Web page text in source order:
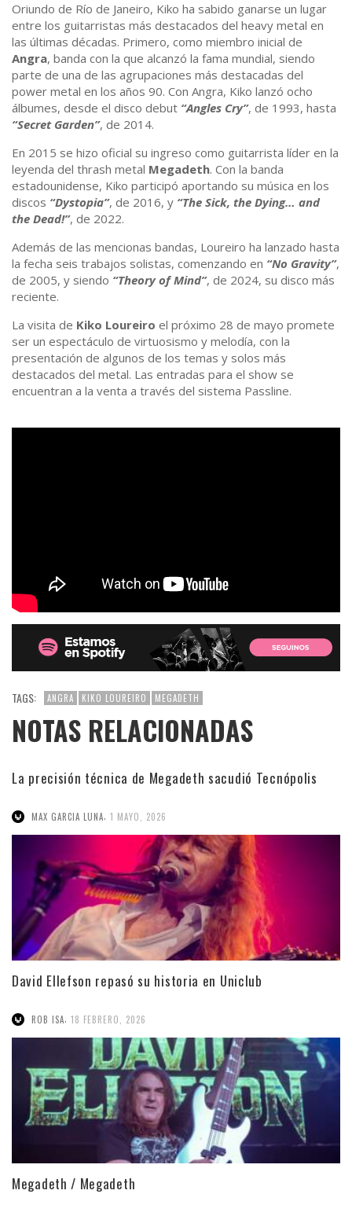
Oriundo de Río de Janeiro, Kiko ha sabido ganarse un lugar
entre los guitarristas más destacados del heavy metal en
las últimas décadas. Primero, como miembro inicial de
Angra, banda con la que alcanzó la fama mundial, siendo
parte de una de las agrupaciones más destacadas del
power metal en los años 90. Con Angra, Kiko lanzó ocho
álbumes, desde el disco debut “Angles Cry”, de 1993, hasta
“Secret Garden”, de 2014.
En 2015 se hizo oficial su ingreso como guitarrista líder en la
leyenda del thrash metal Megadeth. Con la banda
estadounidense, Kiko participó aportando su música en los
discos “Dystopia”, de 2016, y “The Sick, the Dying… and
the Dead!”, de 2022.
Además de las mencionas bandas, Loureiro ha lanzado hasta
la fecha seis trabajos solistas, comenzando en “No Gravity”,
de 2005, y siendo “Theory of Mind”, de 2024, su disco más
reciente.
La visita de Kiko Loureiro el próximo 28 de mayo promete
ser un espectáculo de virtuosismo y melodía, con la
presentación de algunos de los temas y solos más
destacados del metal. Las entradas para el show se
encuentran a la venta a través del sistema Passline.
TAGS: ANGRA KIKO LOUREIRO MEGADETH
NOTAS RELACIONADAS
La precisión técnica de Megadeth sacudió Tecnópolis
MAX GARCIA LUNA, 1 MAYO, 2026
David Ellefson repasó su historia en Uniclub
ROB ISA, 18 FEBRERO, 2026
Megadeth / Megadeth